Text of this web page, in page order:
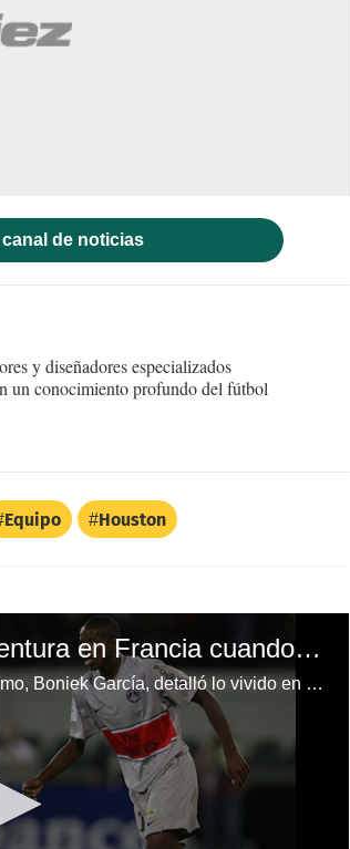
de noticias
y diseñadores especializados
un conocimiento profundo del fútbol
Equipo Houston
Boniek García contó su aventura en Francia cuando probó suerte con el PSG
El volante hondureño del Houston Dynamo, Boniek García, detalló lo vivido en 2008 cuando probó suerte en el PSG.